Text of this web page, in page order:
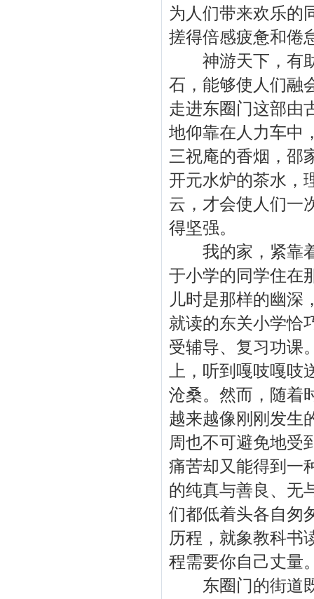
为人们带来欢乐的
搓得倍感疲惫和倦
神游天下，有助
石，能够使人们融
走进东圈门这部由
地仰靠在人力车中
三祝庵的香烟，邵
开元水炉的茶水，
云，才会使人们一
得坚强。
我的家，紧靠着
于小学的同学住在
儿时是那样的幽深
就读的东关小学恰
受辅导、复习功课
上，听到嘎吱嘎
沧桑。然而，随着
越来越像刚刚发生
周也不可避免地受
痛苦却又能得到一
的纯真与善良、无
们都低着头各自匆
历程，就象教科书
程需要你自己丈量
东圈门的街道既